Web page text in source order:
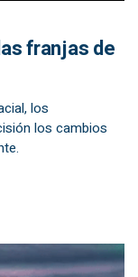
franjas de
los
los cambios